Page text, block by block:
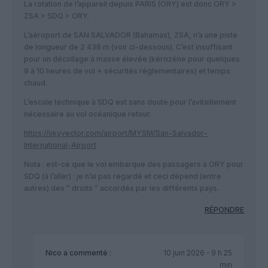
La rotation de l’appareil depuis PARIS (ORY) est donc ORY >
ZSA > SDQ > ORY.
L’aéroport de SAN SALVADOR (Bahamas), ZSA, n’a une piste
de longueur de 2 438 m (voir ci-dessous). C’est insuffisant
pour un décollage à masse élevée (kérozène pour quelques
9 à 10 heures de vol + sécurités réglementaires) et temps
chaud.
L’escale technique à SDQ est sans doute pour l’avitaillement
nécessaire au vol océanique retour.
https://skyvector.com/airport/MYSM/San-Salvador-
International-Airport
Nota : est-ce que le vol embarque des passagers à ORY pour
SDQ (à l’aller) : je n’ai pas regardé et ceci dépend (entre
autres) des ” droits ” accordés par les différents pays.
RÉPONDRE
Nico a commenté :
10 juin 2026 - 9 h 25
min